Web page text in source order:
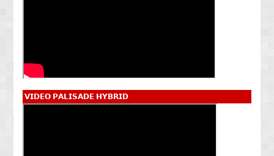
𝗩𝗜𝗗𝗘𝗢 𝗣𝗔𝗟𝗜𝗦𝗔𝗗𝗘 𝗛𝗬𝗕𝗥𝗜𝗗